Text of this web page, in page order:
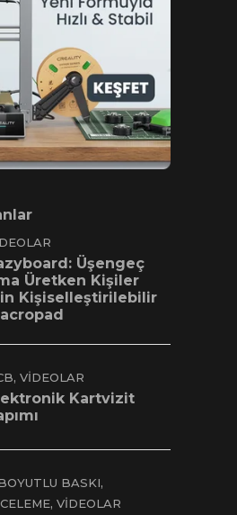
Üşengeç
Üretken Kişiler
Kişiselleştirilebilir
, VIDEOLAR
Kartvizit
BASKI,
, VIDEOLAR